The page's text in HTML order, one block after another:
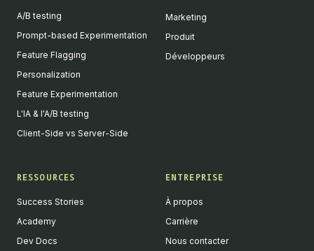
A/B testing
Prompt-based Experimentation
Feature Flagging
Personalization
Feature Experimentation
L'IA & l'A/B testing
Client-Side vs Server-Side
Marketing
Produit
Développeurs
RESSOURCES
Success Stories
Academy
Dev Docs
ENTREPRISE
À propos
Carrière
Nous contacter